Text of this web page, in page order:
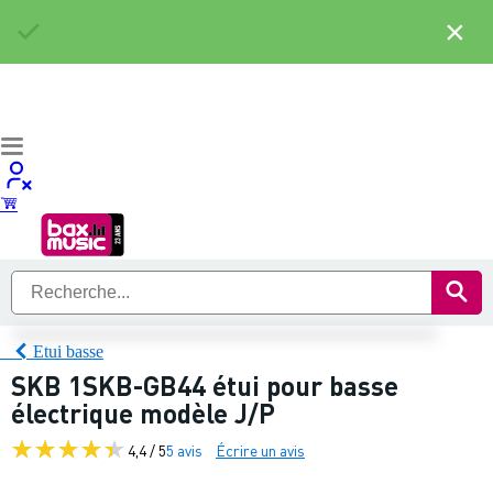
Etui basse
SKB 1SKB-GB44 étui pour basse
électrique modèle J/P
4,4 / 55 avis Écrire un avis
×